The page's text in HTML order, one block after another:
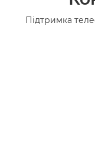
Підтримка